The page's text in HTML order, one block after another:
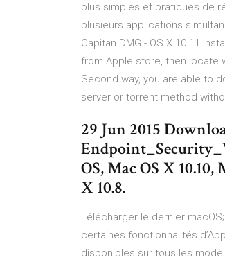
plus simples et pratiques de
plusieurs applications
Capitan.DMG - OS X 10.11
from Apple store, then locate
Second way, you are able to
server or torrent method
29 Jun 2015
OS, Mac OS X 10.10,
X 10.8.
Télécharger le dernier
certaines fonctionnalités
disponibles sur tous les